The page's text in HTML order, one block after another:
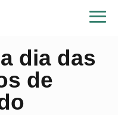
dia das
de